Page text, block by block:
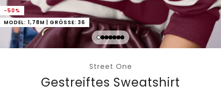
-50%
MODEL: 1,78M | GRÖSSE: 36
Street One
Gestreiftes Sweatshirt